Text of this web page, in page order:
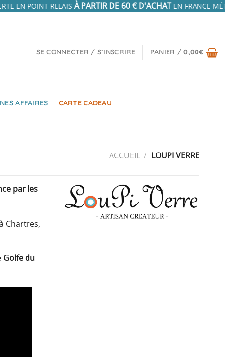
EN POINT RELAIS À PARTIR DE 60 € D'ACHATEN FRANCE
SE CONNECTER / S’INSCRIRE PANIER /0,00€
AFFAIRES CARTE CADEAU
ACCUEIL / LOUPI VERRE
par les
Chartres,
Golfe du